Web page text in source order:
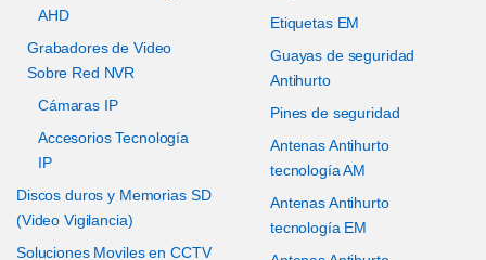
AHD
Grabadores de Video
Sobre Red NVR
Cámaras IP
Accesorios Tecnología
IP
Discos duros y Memorias SD
(Video Vigilancia)
Soluciones Moviles en CCTV
Etiquetas EM
Guayas de seguridad
Antihurto
Pines de seguridad
Antenas Antihurto
tecnología AM
Antenas Antihurto
tecnología EM